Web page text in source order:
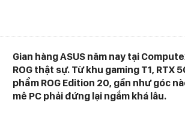
Gian hàng ASUS năm nay tại
ROG thật sự. Từ khu gaming T1,
phẩm ROG Edition 20, gần như góc
mê PC phải đứng lại ngắm khá lâu.